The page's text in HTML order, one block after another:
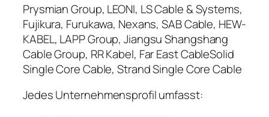
Prysmian Group, LEONI, LS Cable & Systems,
Fujikura, Furukawa, Nexans, SAB Cable, HEW-
KABEL, LAPP Group, Jiangsu Shangshang
Cable Group, RR Kabel, Far East CableSolid
Single Core Cable, Strand Single Core Cable
Jedes Unternehmensprofil umfasst: